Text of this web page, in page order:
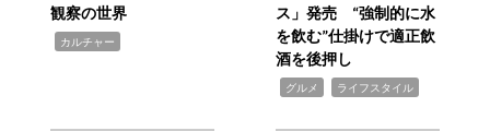
観察の世界
カルチャー
ス」発売 “強制的に水
を飲む”仕掛けで適正飲
酒を後押し
グルメ ライフスタイル